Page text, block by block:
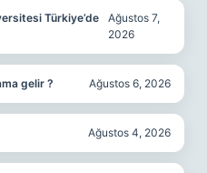
Türkiye’de
Ağustos 7,
2026
gelir ? Ağustos 6, 2026
Ağustos 4, 2026